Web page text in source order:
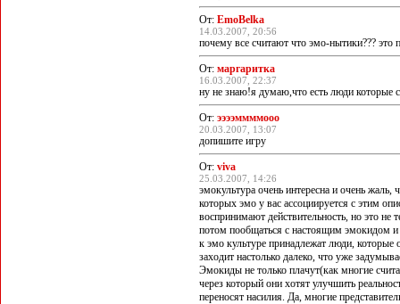
От: EmoBelka
14.03.2007, 20:56
почему все считают что эмо-нытики???
От: маргаритка
16.03.2007, 22:37
ну не знаю!я думаю,что есть люди которые
От: ээээммммооо
20.03.2007, 13:07
допишите игру
От: viva
25.03.2007, 14:26
эмокультура очень интересна и очень
которых эмо у вас ассоциируется с этим
воспринимают действительность, но это
потом пообщаться с настоящим эмокидом и
к эмо культуре принадлежат люди, которые
заходит настолько далеко, что уже
Эмокиды не только плачут(как многие
через который они хотят улучшить
переносят насилия. Да, многие